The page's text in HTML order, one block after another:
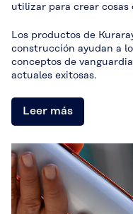
utilizar para crear cosas
Los productos de
construcción ayudan a
conceptos de
actuales exitosas.
Leer más